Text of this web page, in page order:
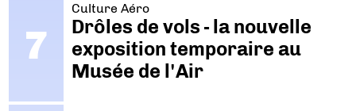
Culture Aéro
Drôles de vols - la nouvelle
exposition temporaire au
Musée de l'Air